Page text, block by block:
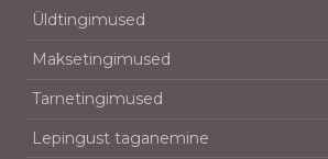
Üldtingimused
Maksetingimused
Tarnetingimused
Lepingust taganemine